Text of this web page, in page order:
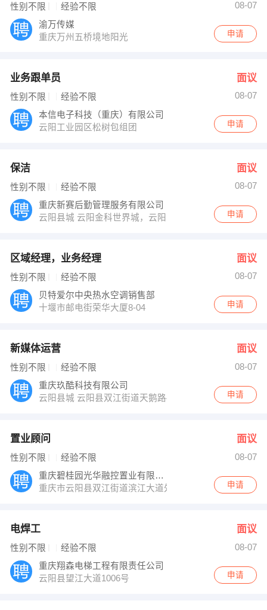
性别不限 经验不限
08-07
渝万传媒
重庆万州五桥境地阳光
申请
业务跟单员 面议
性别不限 经验不限
08-07
本信电子科技（重庆）有限公司
云阳工业园区松树包组团
申请
保洁 面议
性别不限 经验不限
08-07
重庆新赛后勤管理服务有限公司
云阳县城 云阳金科世界城，云阳星河湾
申请
区域经理，业务经理 面议
性别不限 经验不限
08-07
贝特爱尔中央热水空调销售部
十堰市邮电街荣华大厦8-04
申请
新媒体运营 面议
性别不限 经验不限
08-07
重庆玖酷科技有限公司
云阳县城 云阳县双江街道天鹅路49号
申请
置业顾问 面议
性别不限 经验不限
08-07
重庆碧桂园光华融控置业有限公司
重庆市云阳县双江街道滨江大道外滩广场13幢e10号
申请
电焊工 面议
性别不限 经验不限
08-07
重庆翔森电梯工程有限责任公司
云阳县望江大道1006号
申请